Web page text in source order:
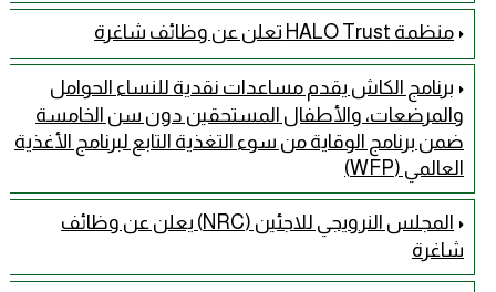
منظمة HALO Trust تعلن عن وظائف شاغرة
برنامج الكاش يقدم مساعدات نقدية للنساء الحوامل
والمرضعات، والأطفال المستحقين دون سن الخامسة
ضمن برنامج الوقاية من سوء التغذية التابع لبرنامج الأغذية
العالمي (WFP)
المجلس النرويجي للاجئين (NRC) يعلن عن وظائف
شاغرة